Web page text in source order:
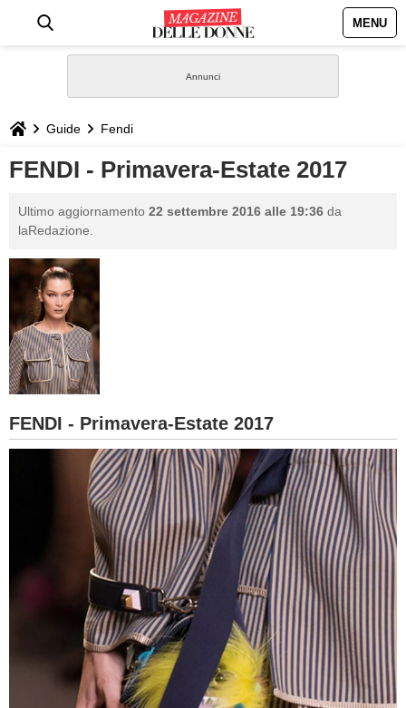
MENU
STILE
BIOGRAFIE
GASTRONOMIA
CAPELLI
SESSO
BAMBINO
FORUM
Guide Fendi
FENDI - Primavera-Estate 2017
Ultimo aggiornamento 22 settembre 2016 alle 19:36 da
laRedazione.
FENDI - Primavera-Estate 2017